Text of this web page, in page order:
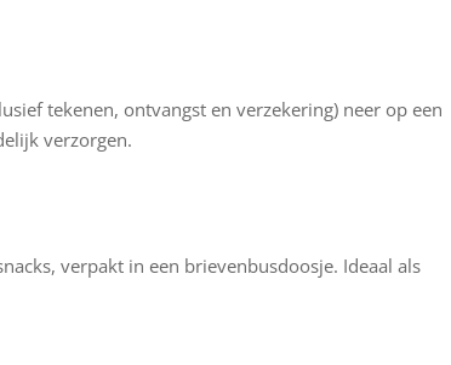
tekenen, ontvangst en verzekering) neer op een
verzorgen.
verpakt in een brievenbusdoosje. Ideaal als